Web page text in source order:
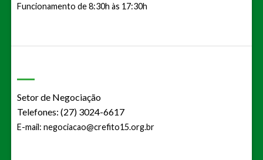
Funcionamento de 8:30h às 17:30h
Setor de Negociação
Telefones: (27) 3024-6617
E-mail: negociacao@crefito15.org.br